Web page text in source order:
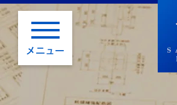
メニュー